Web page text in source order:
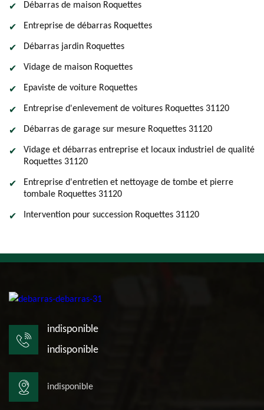
Débarras de maison Roquettes
Entreprise de débarras Roquettes
Débarras jardin Roquettes
Vidage de maison Roquettes
Epaviste de voiture Roquettes
Entreprise d'enlevement de voitures Roquettes 31120
Débarras de garage sur mesure Roquettes 31120
Vidage et débarras entreprise et locaux industriel de qualité
Roquettes 31120
Entreprise d'entretien et nettoyage de tombe et pierre
tombale Roquettes 31120
Intervention pour succession Roquettes 31120
indisponible
indisponible
indisponible